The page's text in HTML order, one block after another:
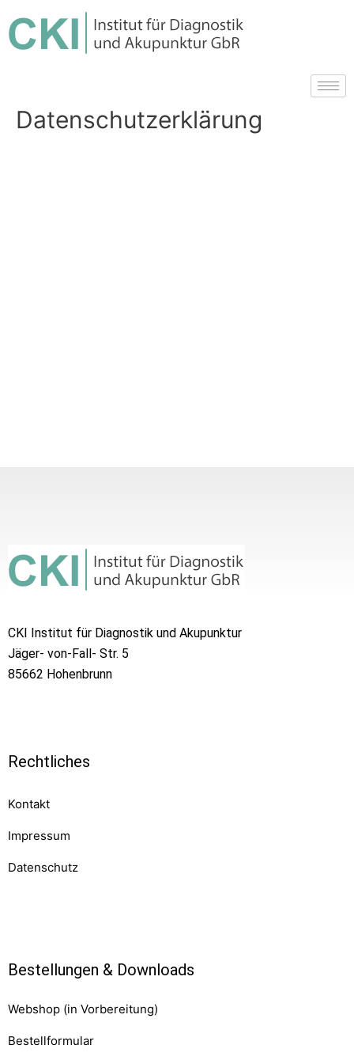
Datenschutzerklärung
CKI Institut für Diagnostik und Akupunktur
Jäger- von-Fall- Str. 5
85662 Hohenbrunn
Rechtliches
Kontakt
Impressum
Datenschutz
Bestellungen & Downloads
Webshop (in Vorbereitung)
Bestellformular